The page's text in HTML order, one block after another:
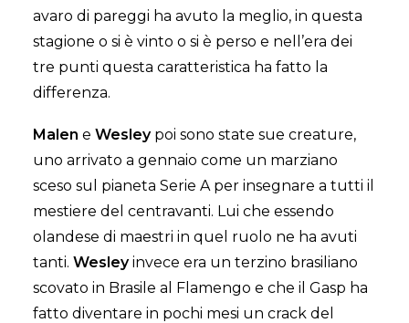
avaro di pareggi ha avuto la meglio, in questa
stagione o si è vinto o si è perso e nell’era dei
tre punti questa caratteristica ha fatto la
differenza.
Malen e Wesleypoi sono state sue creature,
uno arrivato a gennaio come un marziano
sceso sul pianeta Serie A per insegnare a tutti il
mestiere del centravanti. Lui che essendo
olandese di maestri in quel ruolo ne ha avuti
tanti. Wesleyinvece era un terzino brasiliano
scovato in Brasile al Flamengo e che il Gasp ha
fatto diventare in pochi mesi un crack del